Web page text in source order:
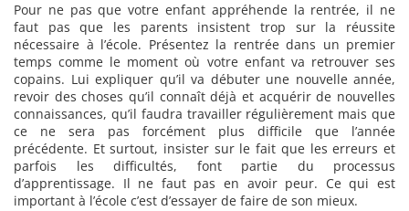
Pour ne pas que votre enfant appréhende la rentrée, il ne
faut pas que les parents insistent trop sur la réussite
nécessaire à l’école. Présentez la rentrée dans un premier
temps comme le moment où votre enfant va retrouver ses
copains. Lui expliquer qu’il va débuter une nouvelle année,
revoir des choses qu’il connaît déjà et acquérir de nouvelles
connaissances, qu’il faudra travailler régulièrement mais que
ce ne sera pas forcément plus difficile que l’année
précédente. Et surtout, insister sur le fait que les erreurs et
parfois les difficultés, font partie du processus
d’apprentissage. Il ne faut pas en avoir peur. Ce qui est
important à l’école c’est d’essayer de faire de son mieux.